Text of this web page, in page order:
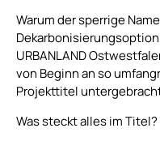
Warum der sperrige
URBANLAND
von Beginn an so
Projekttitel
Was steckt alles im Titel?